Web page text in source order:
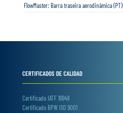
FlowMaster: Barra traseira aerodinâmica (PT)
CERTIFICADOS DE CALIDAD
Certificado IATF 16949
Certificado BPW ISO 9001